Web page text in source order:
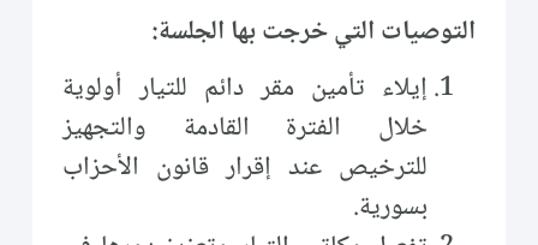
التوصيات التي خرجت بها الجلسة:
إيلاء تأمين مقر دائم للتيار أولوية
خلال الفترة القادمة والتجهيز
للترخيص عند إقرار قانون الأحزاب
بسورية.